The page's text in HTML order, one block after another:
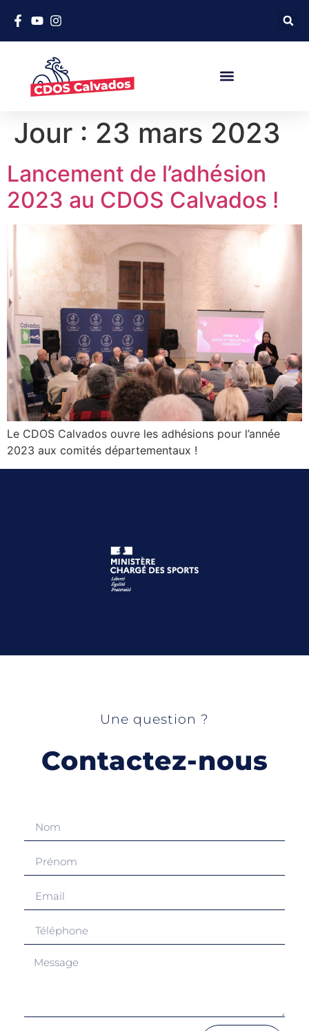
Jour : 23 mars 2023
Lancement de l’adhésion
2023 au CDOS Calvados !
Le CDOS Calvados ouvre les adhésions pour l’année
2023 aux comités départementaux !
Une question ?
Contactez-nous